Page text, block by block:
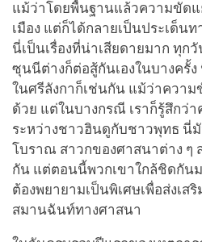
แม้ว่าโดยพื้นฐานแล้วความขัดแ
เมือง แต่ก็ได้กลายเป็นประเด็น
นี่เป็นเรื่องที่น่าเสียดายมาก ทุก
ซุนนีต่างก็ต่อสู้กันเองในบางครั้
ในศรีลังกาก็เช่นกัน แม้ว่าความ
ด้วย แต่ในบางกรณี เราก็รู้สึกว่
ระหว่างชาวฮินดูกับชาวพุทธ นี่
โบราณ สาวกของศาสนาต่าง ๆ
กัน แต่ตอนนี้พวกเขาใกล้ชิดกัน
ต้องพยายามเป็นพิเศษเพื่อส่งเส
สมานฉันท์ทางศาสนา